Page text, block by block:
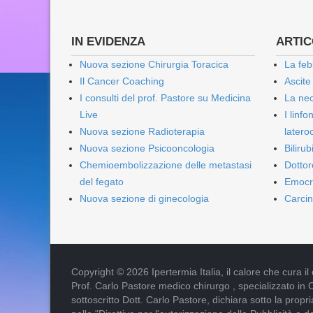
IN EVIDENZA
Nuova sezione Chirurgia Toracica
Il Cancer Coaching
I consulti del prof. Pastore su Medicina
Live
Nuova sezione Radioterapia
Nuova sezione Psicooncologia
Chemioembolizzazione delle metastasi
del fegato
Nuova sezione di ginecologia
La
La
I
Copyright © 2026 Ipertermia Italia, il calore che cura il
Prof. Carlo Pastore medico chirurgo , specializzato
sottoscritto Dott. Carlo Pastore, dichiara sotto la